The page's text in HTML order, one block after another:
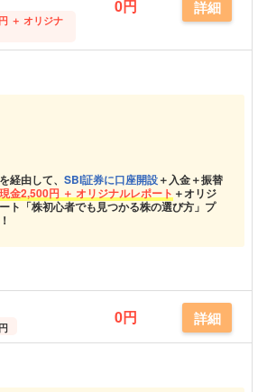
＋ オリジナ
0円 詳細
経由して、 SBI証券に口座開設＋入金＋振替
現金2,500円 ＋ オリジナルレポート ＋オリジ
ト「株初心者でも見つかる株の選び方」プ
0円 詳細